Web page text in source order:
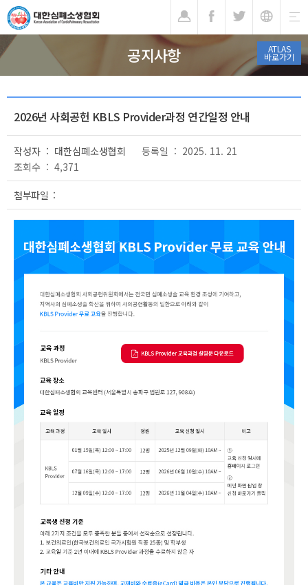
ATLAS
바로가기
공지사항
2026년 사회공헌 KBLS Provider과정 연간일정 안내
작성자 : 대한심폐소생협회
등록일 : 2025. 11. 21
조회수 : 4,371
첨부파일 :